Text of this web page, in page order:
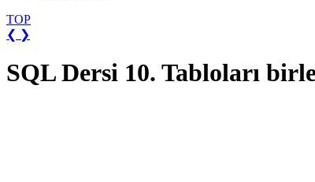
TOP
❮ ❯
SQL Dersi 10. Tabloları